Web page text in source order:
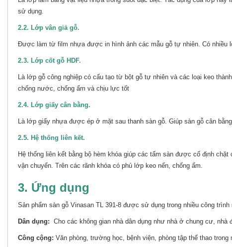
sử dụng.
2.2. Lớp vân giả gỗ.
Được làm từ film nhựa được in hình ảnh các mẫu gỗ tự nhiên. Có nhiều
2.3. Lớp cốt gỗ HDF.
Là lớp gỗ công nghiệp có cấu tạo từ bột gỗ tự nhiên và các loại keo
chống nước, chống ẩm và chịu lực tốt
2.4. Lớp giấy cân bằng.
Là lớp giấy nhựa được ép ở mặt sau thanh sàn gỗ. Giúp sàn gỗ cân
2.5. Hệ thống liên kết.
Hệ thống liên kết bằng bộ hèm khóa giúp các tấm sàn được cố định
vận chuyển. Trên các rãnh khóa có phủ lớp keo nến, chống ẩm.
3. Ứng dụng
Sản phẩm sàn gỗ Vinasan TL 391-8 được sử dụng trong nhiều công trình
Dân dụng: Cho các không gian nhà dân dụng như nhà ở chung cư, nhà
Công cộng: Văn phòng, trường học, bệnh viện, phòng tập thể thao